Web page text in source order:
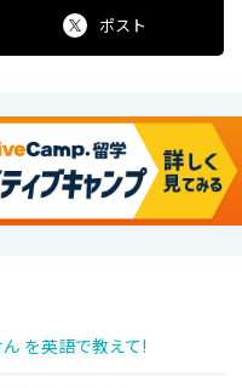
ポスト
を英語で教えて!